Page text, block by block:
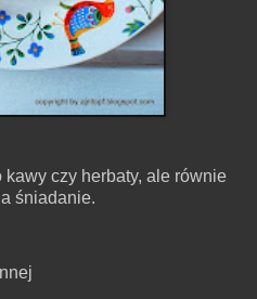
czy herbaty, ale równie
śniadanie.